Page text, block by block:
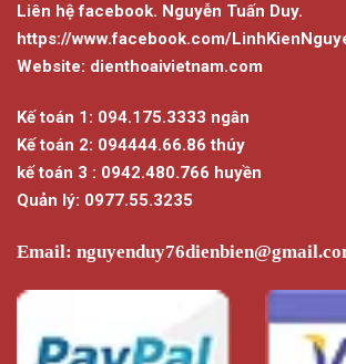
Liên hệ facebook. Nguyễn Tuấn Duy.
https://www.facebook.com/
Website: dienthoaivietnam.com
Kế toán 1: 094.175.3333 ngân
Kế toán 2: 094444.66.86 thúy
kế toán 3 : 0942.480.766 huyền
Quản lý: 0977.55.3235
Email: